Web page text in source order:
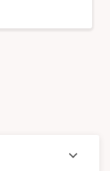
expand_more